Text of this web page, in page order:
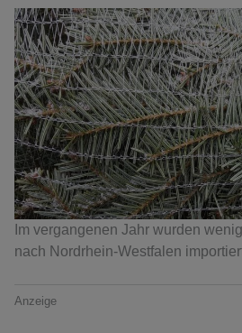
Im vergangenen Jahr wurden
nach Nordrhein-Westfalen
Anzeige